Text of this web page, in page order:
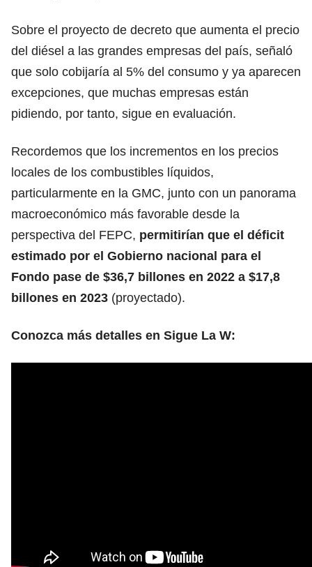
Sobre el proyecto de decreto que aumenta el precio
del diésel a las grandes empresas del país, señaló
que solo cobijaría al 5% del consumo y ya aparecen
excepciones, que muchas empresas están
pidiendo, por tanto, sigue en evaluación.
Recordemos que los incrementos en los precios
locales de los combustibles líquidos,
particularmente en la GMC, junto con un panorama
macroeconómico más favorable desde la
perspectiva del FEPC, permitirían que el déficit
estimado por el Gobierno nacional para el
Fondo pase de $36,7 billones en 2022 a $17,8
billones en 2023 (proyectado).
Conozca más detalles en Sigue La W: